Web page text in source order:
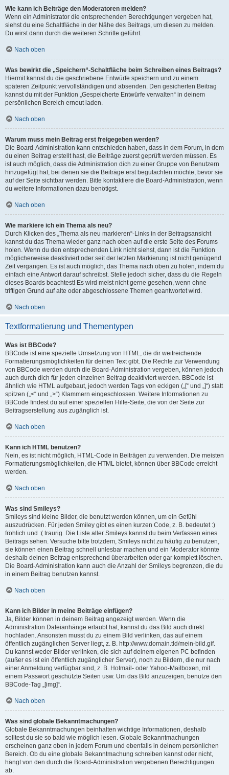
Wie kann ich Beiträge den Moderatoren melden?
Wenn ein Administrator die entsprechenden Berechtigungen vergeben hat,
siehst du eine Schaltfläche in der Nähe des Beitrags, um diesen zu melden.
Du wirst dann durch die weiteren Schritte geführt.
Nach oben
Was bewirkt die „Speichern“-Schaltfläche beim Schreiben eines Beitrags?
Hiermit kannst du die geschriebene Entwürfe speichern und zu einem
späteren Zeitpunkt vervollständigen und absenden. Den gesicherten Beitrag
kannst du mit der Funktion „Gespeicherte Entwürfe verwalten“ in deinem
persönlichen Bereich erneut laden.
Nach oben
Warum muss mein Beitrag erst freigegeben werden?
Die Board-Administration kann entschieden haben, dass in dem Forum, in dem
du einen Beitrag erstellt hast, die Beiträge zuerst geprüft werden müssen. Es
ist auch möglich, dass die Administration dich zu einer Gruppe von Benutzern
hinzugefügt hat, bei denen sie die Beiträge erst begutachten möchte, bevor sie
auf der Seite sichtbar werden. Bitte kontaktiere die Board-Administration, wenn
du weitere Informationen dazu benötigst.
Nach oben
Wie markiere ich ein Thema als neu?
Durch Klicken des „Thema als neu markieren“-Links in der Beitragsansicht
kannst du das Thema wieder ganz nach oben auf die erste Seite des Forums
holen. Wenn du den entsprechenden Link nicht siehst, dann ist die Funktion
möglicherweise deaktiviert oder seit der letzten Markierung ist nicht genügend
Zeit vergangen. Es ist auch möglich, das Thema nach oben zu holen, indem du
einfach eine Antwort darauf schreibst. Stelle jedoch sicher, dass du die Regeln
dieses Boards beachtest! Es wird meist nicht gerne gesehen, wenn ohne
triftigen Grund auf alte oder abgeschlossene Themen geantwortet wird.
Nach oben
Textformatierung und Thementypen
Was ist BBCode?
BBCode ist eine spezielle Umsetzung von HTML, die dir weitreichende
Formatierungsmöglichkeiten für deinen Text gibt. Die Rechte zur Verwendung
von BBCode werden durch die Board-Administration vergeben, können jedoch
auch durch dich für jeden einzelnen Beitrag deaktiviert werden. BBCode ist
ähnlich wie HTML aufgebaut, jedoch werden Tags von eckigen („[“ und „]“) statt
spitzen („<“ und „>“) Klammern eingeschlossen. Weitere Informationen zu
BBCode findest du auf einer speziellen Hilfe-Seite, die von der Seite zur
Beitragserstellung aus zugänglich ist.
Nach oben
Kann ich HTML benutzen?
Nein, es ist nicht möglich, HTML-Code in Beiträgen zu verwenden. Die meisten
Formatierungsmöglichkeiten, die HTML bietet, können über BBCode erreicht
werden.
Nach oben
Was sind Smileys?
Smileys sind kleine Bilder, die benutzt werden können, um ein Gefühl
auszudrücken. Für jeden Smiley gibt es einen kurzen Code, z. B. bedeutet :)
fröhlich und :( traurig. Die Liste aller Smileys kannst du beim Verfassen eines
Beitrags sehen. Versuche bitte trotzdem, Smileys nicht zu häufig zu benutzen,
sie können einen Beitrag schnell unlesbar machen und ein Moderator könnte
deshalb deinen Beitrag entsprechend überarbeiten oder gar komplett löschen.
Die Board-Administration kann auch die Anzahl der Smileys begrenzen, die du
in einem Beitrag benutzen kannst.
Nach oben
Kann ich Bilder in meine Beiträge einfügen?
Ja, Bilder können in deinem Beitrag angezeigt werden. Wenn die
Administration Dateianhänge erlaubt hat, kannst du das Bild auch direkt
hochladen. Ansonsten musst du zu einem Bild verlinken, das auf einem
öffentlich zugänglichen Server liegt, z. B. http://www.domain.tld/mein-bild.gif.
Du kannst weder Bilder verlinken, die sich auf deinem eigenen PC befinden
(außer es ist ein öffentlich zugänglicher Server), noch zu Bildern, die nur nach
einer Anmeldung verfügbar sind, z. B. Hotmail- oder Yahoo-Mailboxen, mit
einem Passwort geschützte Seiten usw. Um das Bild anzuzeigen, benutze den
BBCode-Tag „[img]“.
Nach oben
Was sind globale Bekanntmachungen?
Globale Bekanntmachungen beinhalten wichtige Informationen, deshalb
solltest du sie so bald wie möglich lesen. Globale Bekanntmachungen
erscheinen ganz oben in jedem Forum und ebenfalls in deinem persönlichen
Bereich. Ob du eine globale Bekanntmachung schreiben kannst oder nicht,
hängt von den durch die Board-Administration vergebenen Berechtigungen
ab.